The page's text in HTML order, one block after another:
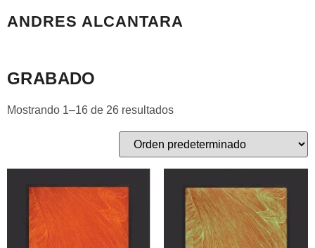
ANDRES ALCANTARA
GRABADO
Mostrando 1–16 de 26 resultados